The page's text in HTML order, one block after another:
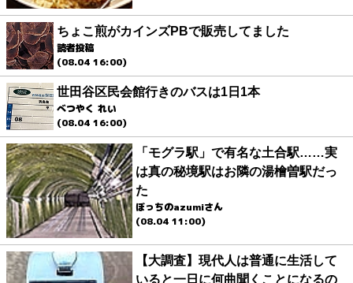
ちょこ煎がカインズPBで販売してました
読者投稿
(08.04 16:00)
世田谷区民会館行きのバスは1日1本
べつやく れい
(08.04 16:00)
「モグラ駅」で有名な土合駅……実
は真の秘境駅はお隣の湯檜曽駅だっ
た
ぼっちのazumiさん
(08.04 11:00)
【大調査】現代人は普通に生活して
いると一日に何曲聞くことになるの